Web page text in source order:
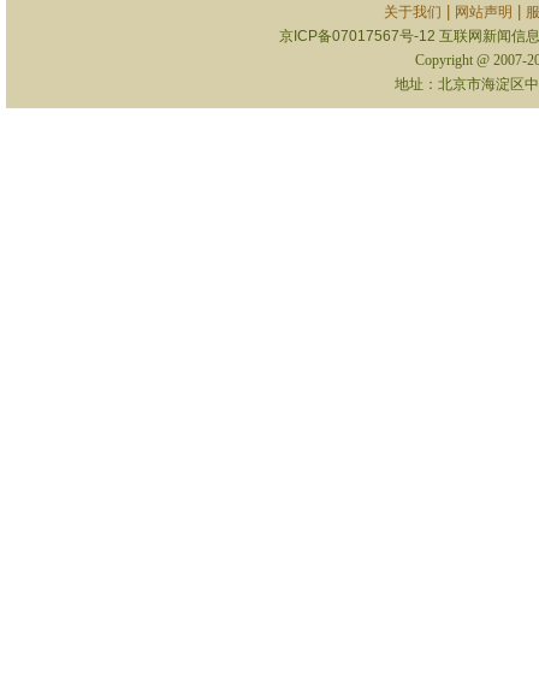
关于我们 网站声明
京ICP备07017567号-12 互联网新闻信
Copyright @ 2007-
地址：北京市海淀区